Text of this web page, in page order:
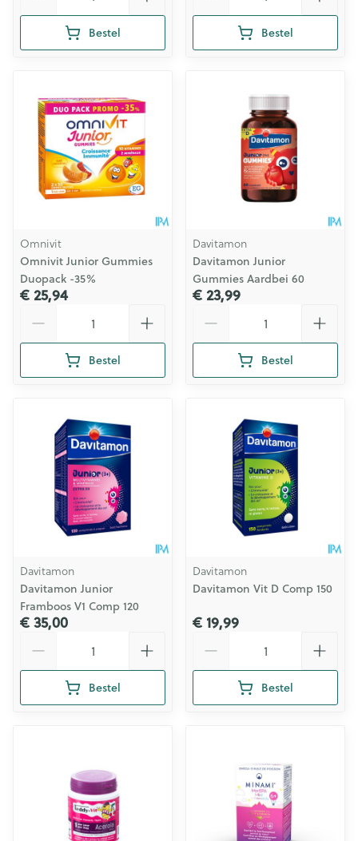
Bestel Bestel
Omnivit
Omnivit Junior Gummies
Duopack -35%
€ 25,94
Bestel
Davitamon
Davitamon Junior
Gummies Aardbei 60
€ 23,99
Bestel
Davitamon
Davitamon Junior
Framboos V1 Comp 120
€ 35,00
Bestel
Davitamon
Davitamon Vit D Comp 150
€ 19,99
Bestel